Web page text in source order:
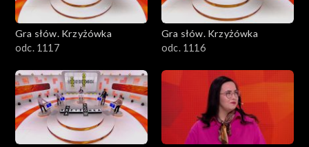
Gra słów. Krzyżówka
odc. 1117
Gra słów. Krzyżówka
odc. 1116